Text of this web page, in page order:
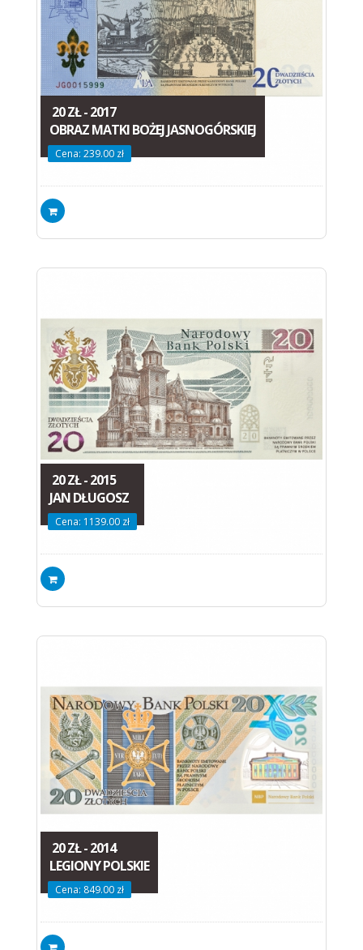
20 ZŁ - 2017
OBRAZ MATKI BOŻEJ JASNOGÓRSKIEJ
Cena: 239.00 zł
20 ZŁ - 2015
JAN DŁUGOSZ
Cena: 1139.00 zł
20 ZŁ - 2014
LEGIONY POLSKIE
Cena: 849.00 zł